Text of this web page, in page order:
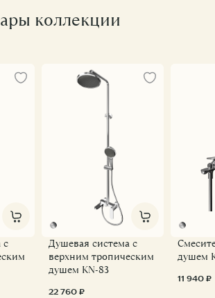
коллекции
с
Душевая система с
верхним тропическим
душем KN-83
22 760 ₽
душем
11 940 ₽